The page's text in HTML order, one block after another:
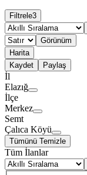
Filtrele3
Görünüm
Harita
Kaydet
Paylaş
İl
Elazığ
İlçe
Merkez
Semt
Çalıca Köyü
Tümünü Temizle
Tüm İlanlar